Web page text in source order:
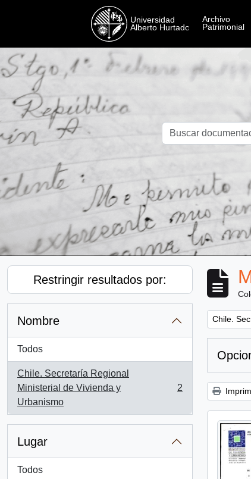
Restringir resultados por:
Nombre
Todos
Chile. Secretaría Regional
Ministerial de Vivienda y
Urbanismo
, 2 resultados
2
Lugar
Todos
Remove
Chile.